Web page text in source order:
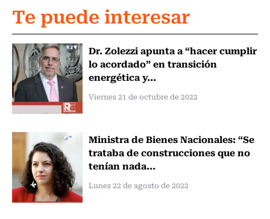
Te puede interesar
Dr. Zolezzi apunta a “hacer cumplir
lo acordado” en transición
energética y...
Viernes 21 de octubre de 2022
Ministra de Bienes Nacionales: “Se
trataba de construcciones que no
tenían nada...
Lunes 22 de agosto de 2022